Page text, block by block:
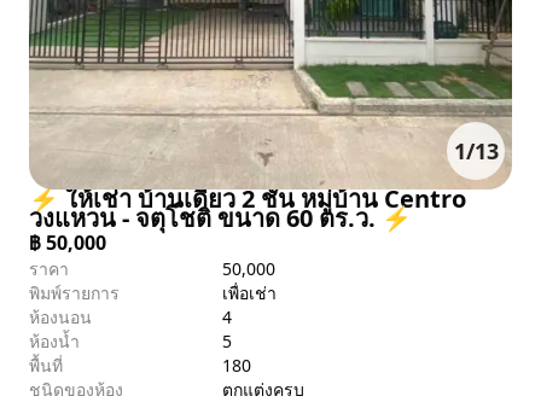
1/13
⚡ ให้เช่า บ้านเดี่ยว 2 ชั้น หมู่บ้าน Centro
วงแหวน - จตุโชติ ขนาด 60 ตร.ว. ⚡
฿50,000
ราคา
50,000
พิมพ์รายการ
เพื่อเช่า
ห้องนอน
4
ห้องน้ำ
5
พื้นที่
180
ชนิดของห้อง
ตกแต่งครบ